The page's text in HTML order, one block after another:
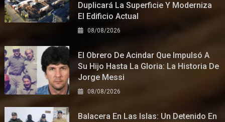
Duplicará La Superficie Y Moderniza
El Edificio Actual
08/08/2026
El Obrero De Acindar Que Impulsó A
Su Hijo Hasta La Gloria: La Historia De
Jorge Messi
08/08/2026
Balacera En Las Islas: Un Detenido En